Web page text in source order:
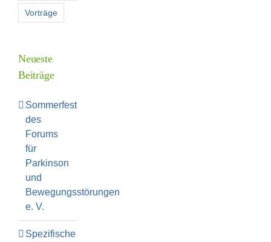
Vorträge
Neueste
Beiträge
Sommerfest
des
Forums
für
Parkinson
und
Bewegungsstörungen
e. V.
Spezifische